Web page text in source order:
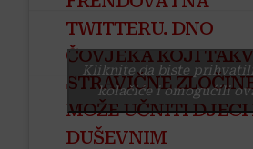
NI.
TWITTERU. DNO
ČOVJEKA KOJI
STRAVIČNE
MOŽE UČNITI DJECI
DUŠEVNIM
Kliknite da biste
kolačiće i omogućili